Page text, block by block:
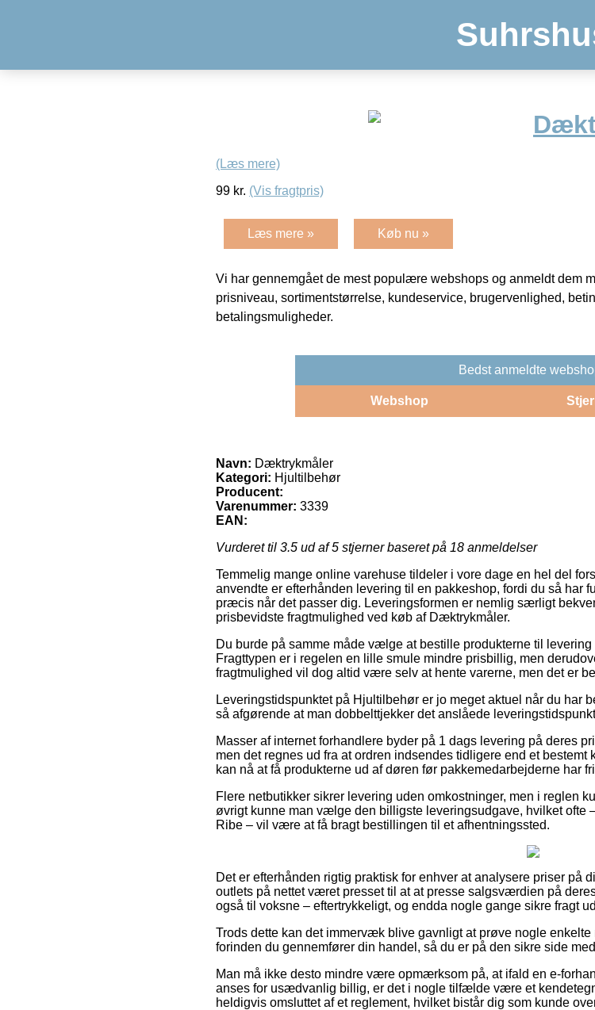
(Læs mere)
99 kr. (Vis fragtpris)
Læs mere » Køb nu »
Vi har gennemgået de mest populære webshops og anmeldt dem
prisniveau, sortimentstørrelse, kundeservice, brugervenlighed,
betalingsmuligheder.
Bedst anmeldte
Webshop
Navn: Dæktrykmåler
Kategori: Hjultilbehør
Producent:
Varenummer: 3339
EAN:
Vurderet til 3.5 ud af 5 stjerner baseret på 18 anmeldelser
Temmelig mange online varehuse tildeler i vore dage en hel del
anvendte er efterhånden levering til en pakkeshop, fordi du så har
præcis når det passer dig. Leveringsformen er nemlig særligt
prisbevidste fragtmulighed ved køb af Dæktrykmåler.
Du burde på samme måde vælge at bestille produkterne til
Fragttypen er i regelen en lille smule mindre prisbillig, men
fragtmulighed vil dog altid være selv at hente varerne, men det er
Leveringstidspunktet på Hjultilbehør er jo meget aktuel når du har
så afgørende at man dobbelttjekker det anslåede
Masser af internet forhandlere byder på 1 dags levering på deres
men det regnes ud fra at ordren indsendes tidligere end et
kan nå at få produkterne ud af døren før pakkemedarbejderne har
Flere netbutikker sikrer levering uden omkostninger, men i reglen
øvrigt kunne man vælge den billigste leveringsudgave, hvilket ofte
Ribe – vil være at få bragt bestillingen til et afhentningssted.
Det er efterhånden rigtig praktisk for enhver at analysere priser på
outlets på nettet været presset til at at presse salgsværdien på
også til voksne – eftertrykkeligt, og endda nogle gange sikre fragt
Trods dette kan det immervæk blive gavnligt at prøve nogle
forinden du gennemfører din handel, så du er på den sikre side
Man må ikke desto mindre være opmærksom på, at ifald en e-
anses for usædvanlig billig, er det i nogle tilfælde være et
heldigvis omsluttet af et reglement, hvilket bistår dig som kunde